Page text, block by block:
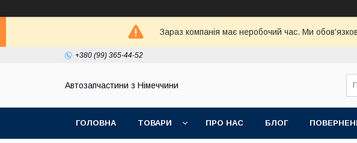
Зараз компанія має неробочий час. Ми
+380 (99) 365-44-52
Автозапчастини з Німеччини
ГОЛОВНА ТОВАРИ ПРО НАС БЛОГ